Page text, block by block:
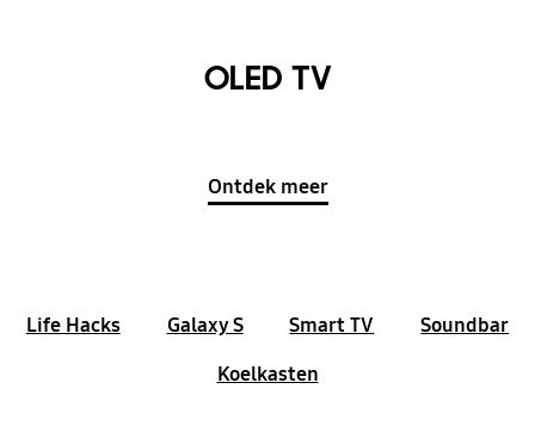
OLED TV
Ontdek meer
Life Hacks Galaxy S Smart TV
Soundbar
Koelkasten